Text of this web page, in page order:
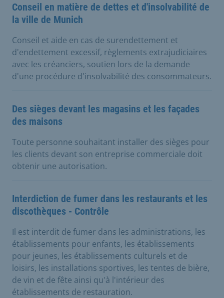
Conseil en matière de dettes et d'insolvabilité de
la ville de Munich
Conseil et aide en cas de surendettement et
d'endettement excessif, règlements extrajudiciaires
avec les créanciers, soutien lors de la demande
d'une procédure d'insolvabilité des consommateurs.
Des sièges devant les magasins et les façades
des maisons
Toute personne souhaitant installer des sièges pour
les clients devant son entreprise commerciale doit
obtenir une autorisation.
Interdiction de fumer dans les restaurants et les
discothèques - Contrôle
Il est interdit de fumer dans les administrations, les
établissements pour enfants, les établissements
pour jeunes, les établissements culturels et de
loisirs, les installations sportives, les tentes de bière,
de vin et de fête ainsi qu'à l'intérieur des
établissements de restauration.